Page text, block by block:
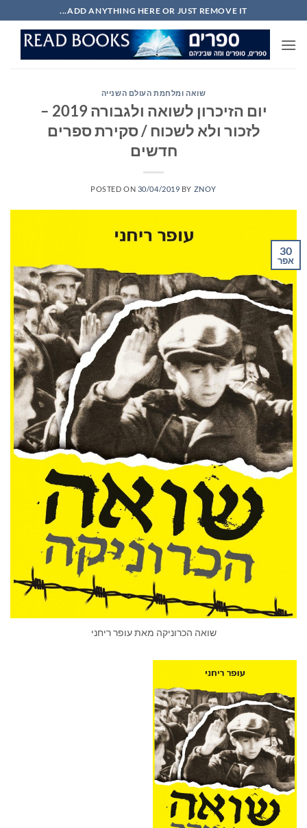
to
content
ADD ANYTHING HERE OR JUST REMOVE IT...
שואה ומלחמת העולם השנייה
יום הזיכרון לשואה ולגבורה 2019 –
לזכור ולא לשכוח / סקירת ספרים
חדשים
POSTED ON 30/04/2019 BY ZNOY
30
אפר
שואה הכרוניקה מאת עופר ריחני